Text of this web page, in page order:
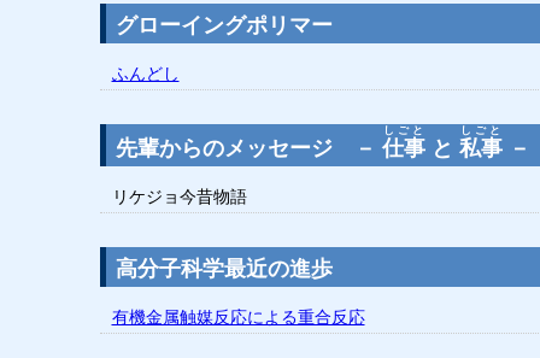
グローイングポリマー
ふんどし
先輩からのメッセージ － 仕事
しごと
と 私事
しごと
－
リケジョ今昔物語
高分子科学最近の進歩
有機金属触媒反応による重合反応